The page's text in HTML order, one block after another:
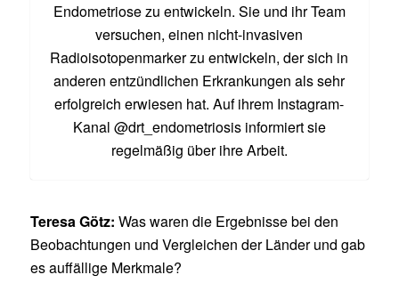
Endometriose zu entwickeln. Sie und ihr Team
versuchen, einen nicht-invasiven
Radioisotopenmarker zu entwickeln, der sich in
anderen entzündlichen Erkrankungen als sehr
erfolgreich erwiesen hat. Auf ihrem Instagram-
Kanal @drt_endometriosis informiert sie
regelmäßig über ihre Arbeit.
Teresa Götz: Was waren die Ergebnisse bei den
Beobachtungen und Vergleichen der Länder und gab
es auffällige Merkmale?